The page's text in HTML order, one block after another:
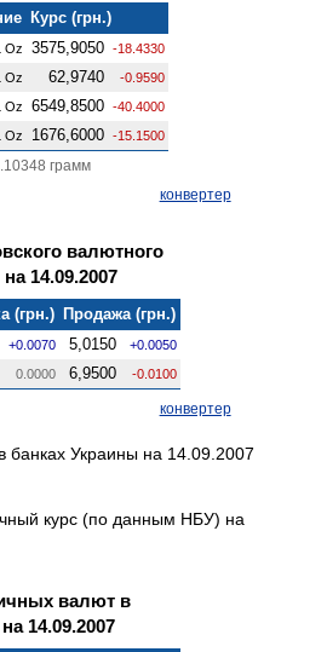
Курс (грн.)
Oz 3575,9050 -18.4330
Oz 62,9740 -0.9590
Oz 6549,8500 -40.4000
Oz 1676,6000 -15.1500
грамм
конвертер
валютного
14.09.2007
(грн.)
Продажа (грн.)
+0.0070 5,0150 +0.0050
0.0000 6,9500 -0.0100
конвертер
банках Украины на 14.09.2007
курс (по данным НБУ) на
валют в
14.09.2007